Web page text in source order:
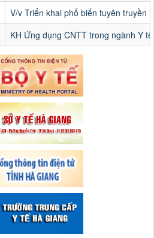
V/v Triển khai phổ biến tuyên truyền
KH Ứng dụng CNTT trong ngành Y